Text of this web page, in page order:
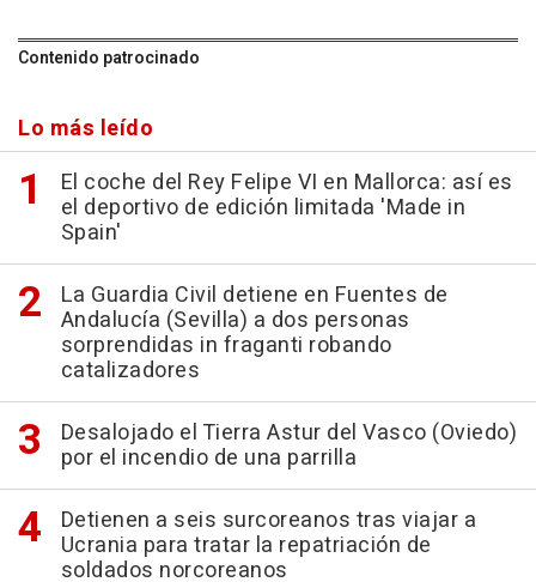
Contenido patrocinado
Lo más leído
El coche del Rey Felipe VI en Mallorca: así es
el deportivo de edición limitada 'Made in
Spain'
La Guardia Civil detiene en Fuentes de
Andalucía (Sevilla) a dos personas
sorprendidas in fraganti robando
catalizadores
Desalojado el Tierra Astur del Vasco (Oviedo)
por el incendio de una parrilla
Detienen a seis surcoreanos tras viajar a
Ucrania para tratar la repatriación de
soldados norcoreanos